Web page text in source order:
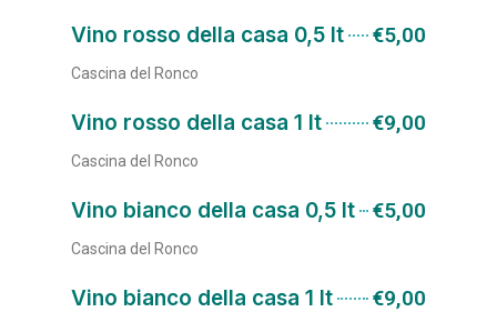
Vino rosso della casa 0,5 lt €5,00
Cascina del Ronco
Vino rosso della casa 1 lt €9,00
Cascina del Ronco
Vino bianco della casa 0,5 lt €5,00
Cascina del Ronco
Vino bianco della casa 1 lt €9,00